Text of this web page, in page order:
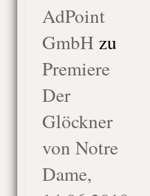
AdPoint
GmbH zu
Premiere
Der
Glöckner
von Notre
Dame,